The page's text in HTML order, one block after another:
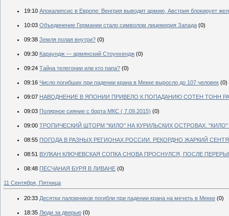
19:10 Апокалипсис в Европе: Венгрия выводит армию, Австрия блокирует
10:03 Объединение Германии стало символом лицемерия Запада (0)
09:38 Земля полая внутри? (0)
09:30 Караундж — армянский Стоунхендж (0)
09:24 Тайна телегонии или кто папа? (0)
09:16 Число погибших при падении крана в Мекке выросло до 107 человек (0)
09:07 НАВОДНЕНИЕ В ЯПОНИИ ПРИВЕЛО К ПОПАДАНИЮ СОТЕН ТОНН
09:03 Полярное сияние с борта МКС ( 7.09.2015) (0)
09:00 ТРОПИЧЕСКИЙ ШТОРМ "КИЛО" НА КУРИЛЬСКИХ ОСТРОВАХ.
08:55 ПОГОДА В РАЗНЫХ РЕГИОНАХ РОССИИ. РЕКОРДНО ЖАРКИЙ
08:51 ВУЛКАН КЛЮЧЕВСКАЯ СОПКА СНОВА ПРОСНУЛСЯ, ПОСЛЕ
08:48 ПЕСЧАНАЯ БУРЯ В ЛИВАНЕ (0)
11 Сентября, Пятница
20:33 Десятки паломников погибли при падении крана на мечеть в Мекке (0)
18:35 Люди за дверью (0)